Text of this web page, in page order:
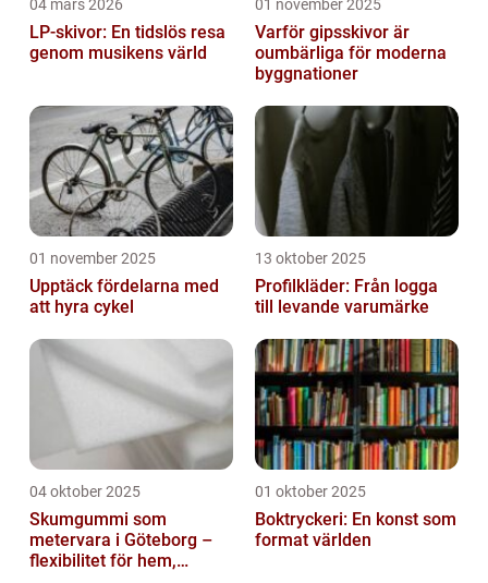
04 mars 2026
LP-skivor: En tidslös resa
genom musikens värld
01 november 2025
Varför gipsskivor är
oumbärliga för moderna
byggnationer
01 november 2025
Upptäck fördelarna med
att hyra cykel
13 oktober 2025
Profilkläder: Från logga
till levande varumärke
04 oktober 2025
Skumgummi som
metervara i Göteborg –
flexibilitet för hem,
01 oktober 2025
Boktryckeri: En konst som
format världen